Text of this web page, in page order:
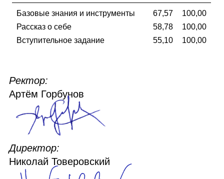
Базовые знания и инструменты 67,57
100,00
Рассказ о себе
58,78
100,00
Вступительное задание
55,10 100,00
Ректор:
Артём Горбунов
Директор:
Николай Товеровский